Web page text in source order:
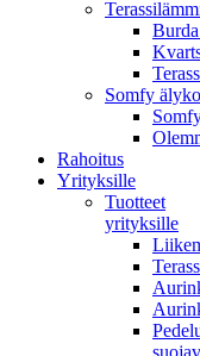
Somfy
Rahoitus
Yrityksille
Tuotteet
yrityksille